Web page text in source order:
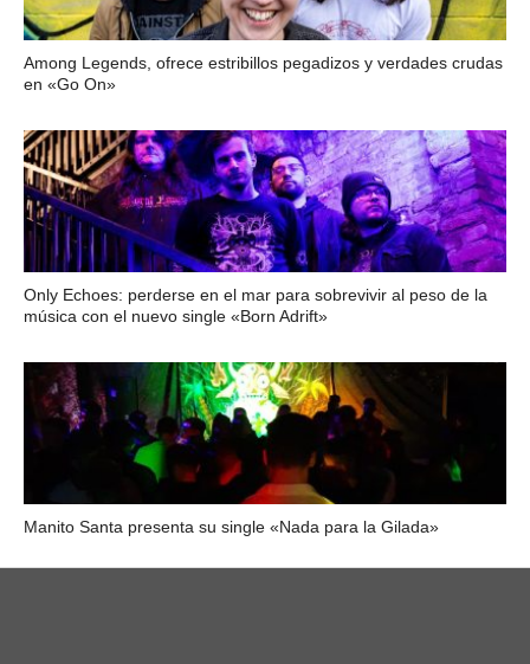
Among Legends, ofrece estribillos pegadizos y verdades crudas
en «Go On»
Only Echoes: perderse en el mar para sobrevivir al peso de la
música con el nuevo single «Born Adrift»
Manito Santa presenta su single «Nada para la Gilada»